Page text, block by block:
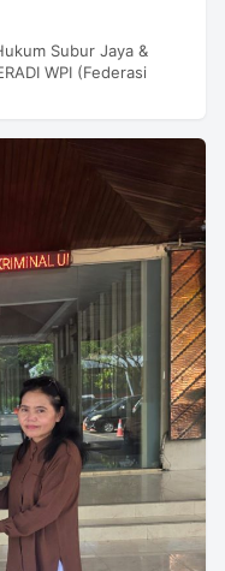
Subur Jaya &
WPI (Federasi